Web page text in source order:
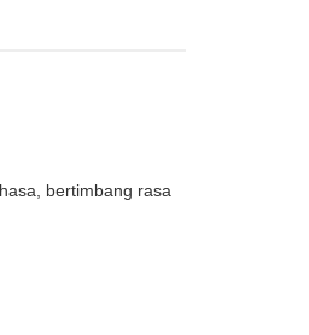
bertimbang rasa